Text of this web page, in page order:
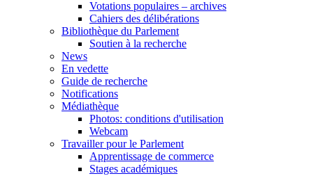
Votations populaires – archives
Cahiers des délibérations
Bibliothèque du Parlement
Soutien à la recherche
News
En vedette
Guide de recherche
Notifications
Médiathèque
Photos: conditions d'utilisation
Webcam
Travailler pour le Parlement
Apprentissage de commerce
Stages académiques